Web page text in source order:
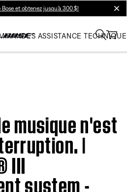
et obtenez jusqu’à 300 $!
ASSISTANCE TECHNIQUE
musique n'est
|
III
system -